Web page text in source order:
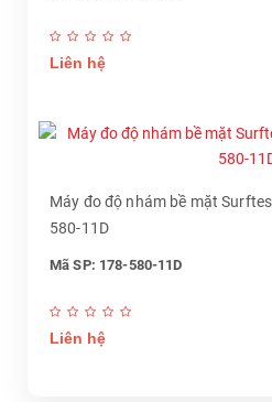
Liên hệ
Máy đo độ nhám bề mặt
580-11D
Mã SP: 178-580-11D
Liên hệ